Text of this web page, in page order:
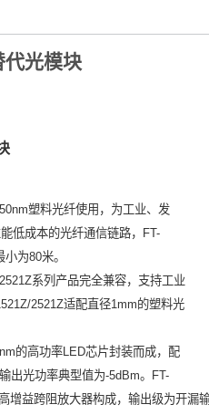
光模块
塑料光纤使用，为工业、发
低成本的光纤通信链路，FT-
为80米。
系列产品完全兼容，支持工业
2521Z适配直径1mm的塑料光
的高功率LED芯片封装而成，配
出光功率典型值为-5dBm。FT-
增益跨阻放大器构成，输出级为开漏